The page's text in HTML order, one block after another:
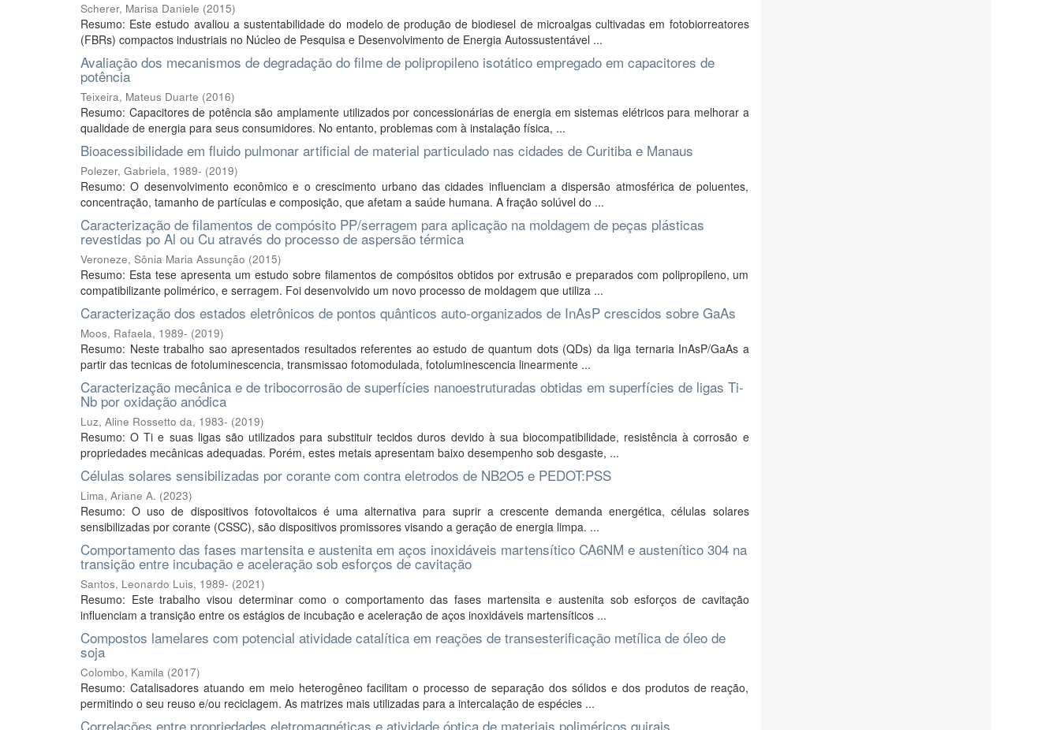
Scherer, Marisa Daniele (2015)
Resumo: Este estudo avaliou a sustentabilidade do modelo de produção de biodiesel de microalgas cultivadas em fotobiorreatores
(FBRs) compactos industriais no Núcleo de Pesquisa e Desenvolvimento de Energia Autossustentável ...
Avaliação dos mecanismos de degradação do filme de polipropileno isotático empregado em capacitores de
potência
Teixeira, Mateus Duarte (2016)
Resumo: Capacitores de potência são amplamente utilizados por concessionárias de energia em sistemas elétricos para melhorar a
qualidade de energia para seus consumidores. No entanto, problemas com à instalação física, ...
Bioacessibilidade em fluido pulmonar artificial de material particulado nas cidades de Curitiba e Manaus
Polezer, Gabriela, 1989- (2019)
Resumo: O desenvolvimento econômico e o crescimento urbano das cidades influenciam a dispersão atmosférica de poluentes,
concentração, tamanho de partículas e composição, que afetam a saúde humana. A fração solúvel do ...
Caracterização de filamentos de compósito PP/serragem para aplicação na moldagem de peças plásticas
revestidas po Al ou Cu através do processo de aspersão térmica
Veroneze, Sônia Maria Assunção (2015)
Resumo: Esta tese apresenta um estudo sobre filamentos de compósitos obtidos por extrusão e preparados com polipropileno, um
compatibilizante polimérico, e serragem. Foi desenvolvido um novo processo de moldagem que utiliza ...
Caracterização dos estados eletrônicos de pontos quânticos auto-organizados de InAsP crescidos sobre GaAs
Moos, Rafaela, 1989- (2019)
Resumo: Neste trabalho sao apresentados resultados referentes ao estudo de quantum dots (QDs) da liga ternaria InAsP/GaAs a
partir das tecnicas de fotoluminescencia, transmissao fotomodulada, fotoluminescencia linearmente ...
Caracterização mecânica e de tribocorrosão de superfícies nanoestruturadas obtidas em superfícies de ligas Ti-
Nb por oxidação anódica
Luz, Aline Rossetto da, 1983- (2019)
Resumo: O Ti e suas ligas são utilizados para substituir tecidos duros devido à sua biocompatibilidade, resistência à corrosão e
propriedades mecânicas adequadas. Porém, estes metais apresentam baixo desempenho sob desgaste, ...
Células solares sensibilizadas por corante com contra eletrodos de NB2O5 e PEDOT:PSS
Lima, Ariane A. (2023)
Resumo: O uso de dispositivos fotovoltaicos é uma alternativa para suprir a crescente demanda energética, células solares
sensibilizadas por corante (CSSC), são dispositivos promissores visando a geração de energia limpa. ...
Comportamento das fases martensita e austenita em aços inoxidáveis martensítico CA6NM e austenítico 304 na
transição entre incubação e aceleração sob esforços de cavitação
Santos, Leonardo Luis, 1989- (2021)
Resumo: Este trabalho visou determinar como o comportamento das fases martensita e austenita sob esforços de cavitação
influenciam a transição entre os estágios de incubação e aceleração de aços inoxidáveis martensíticos ...
Compostos lamelares com potencial atividade catalítica em reações de transesterificação metílica de óleo de
soja
Colombo, Kamila (2017)
Resumo: Catalisadores atuando em meio heterogêneo facilitam o processo de separação dos sólidos e dos produtos de reação,
permitindo o seu reuso e/ou reciclagem. As matrizes mais utilizadas para a intercalação de espécies ...
Correlações entre propriedades eletromagnéticas e atividade óptica de materiais poliméricos quirais